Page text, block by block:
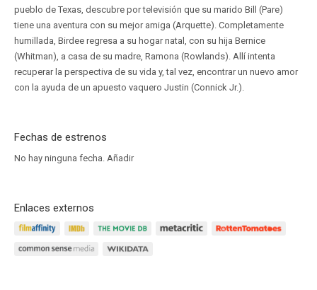
pueblo de Texas, descubre por televisión que su marido Bill (Pare)
tiene una aventura con su mejor amiga (Arquette). Completamente
humillada, Birdee regresa a su hogar natal, con su hija Bernice
(Whitman), a casa de su madre, Ramona (Rowlands). Allí intenta
recuperar la perspectiva de su vida y, tal vez, encontrar un nuevo amor
con la ayuda de un apuesto vaquero Justin (Connick Jr.).
Fechas de estrenos
No hay ninguna fecha. Añadir
Enlaces externos